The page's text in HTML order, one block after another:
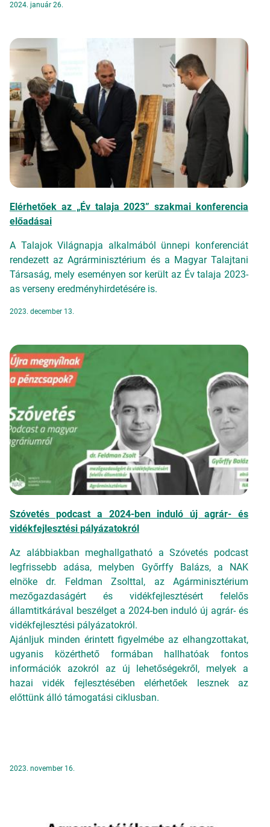
2024. január 26.
Elérhetőek az „Év talaja 2023” szakmai konferencia
előadásai
A Talajok Világnapja alkalmából ünnepi konferenciát
rendezett az Agrárminisztérium és a Magyar Talajtani
Társaság, mely eseményen sor került az Év talaja 2023-
as verseny eredményhirdetésére is.
2023. december 13.
Szóvetés podcast a 2024-ben induló új agrár- és
vidékfejlesztési pályázatokról
Az alábbiakban meghallgatható a Szóvetés podcast
legfrissebb adása, melyben Győrffy Balázs, a NAK
elnöke dr. Feldman Zsolttal, az Agárminisztérium
mezőgazdaságért és vidékfejlesztésért felelős
államtitkárával beszélget a 2024-ben induló új agrár- és
vidékfejlesztési pályázatokról.
Ajánljuk minden érintett figyelmébe az elhangzottakat,
ugyanis közérthető formában hallhatóak fontos
információk azokról az új lehetőségekről, melyek a
hazai vidék fejlesztésében elérhetőek lesznek az
előttünk álló támogatási ciklusban.
2023. november 16.